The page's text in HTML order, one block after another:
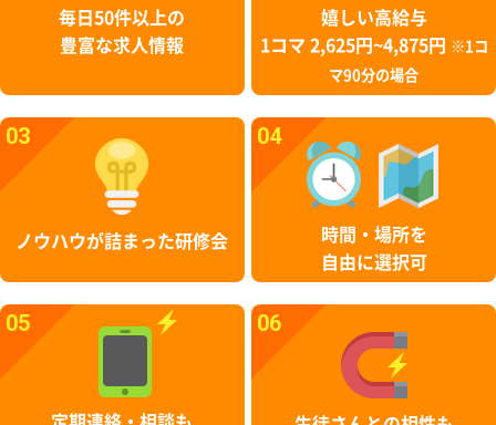
毎日50件以上の
豊富な求人情報
嬉しい高給与
1コマ 2,625円~4,875円 ※1コ
マ90分の場合
03
ノウハウが詰まった研修会
04
時間・場所を
自由に選択可
05
定期連絡・相談も
06